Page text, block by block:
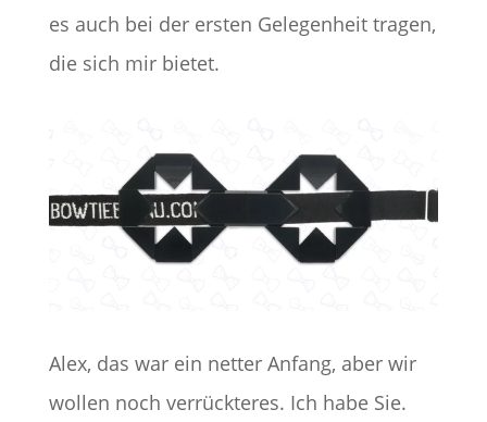
es auch bei der ersten Gelegenheit tragen,
die sich mir bietet.
Alex, das war ein netter Anfang, aber wir
wollen noch verrückteres. Ich habe Sie.